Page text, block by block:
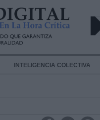
INTELIGENCIA COLECTIVA